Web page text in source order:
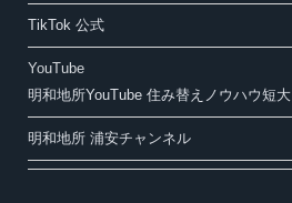
TikTok 公式
YouTube
明和地所YouTube 住み替えノウハウ短大
明和地所 浦安チャンネル